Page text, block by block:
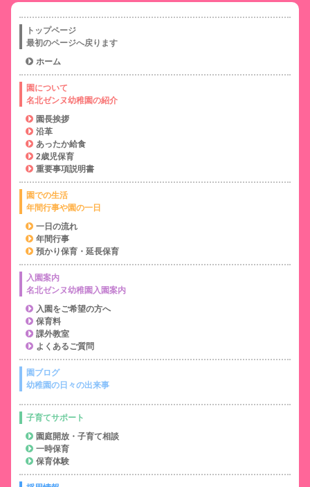
トップページ
最初のページへ戻ります
ホーム
園について
名北ゼンヌ幼稚園の紹介
園長挨拶
沿革
あったか給食
2歳児保育
重要事項説明書
園での生活
年間行事や園の一日
一日の流れ
年間行事
預かり保育・延長保育
入園案内
名北ゼンヌ幼稚園入園案内
入園をご希望の方へ
保育料
課外教室
よくあるご質問
園ブログ
幼稚園の日々の出来事
子育てサポート
園庭開放・子育て相談
一時保育
保育体験